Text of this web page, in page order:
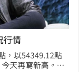
行情
，以54349.12點
天再寫新高。